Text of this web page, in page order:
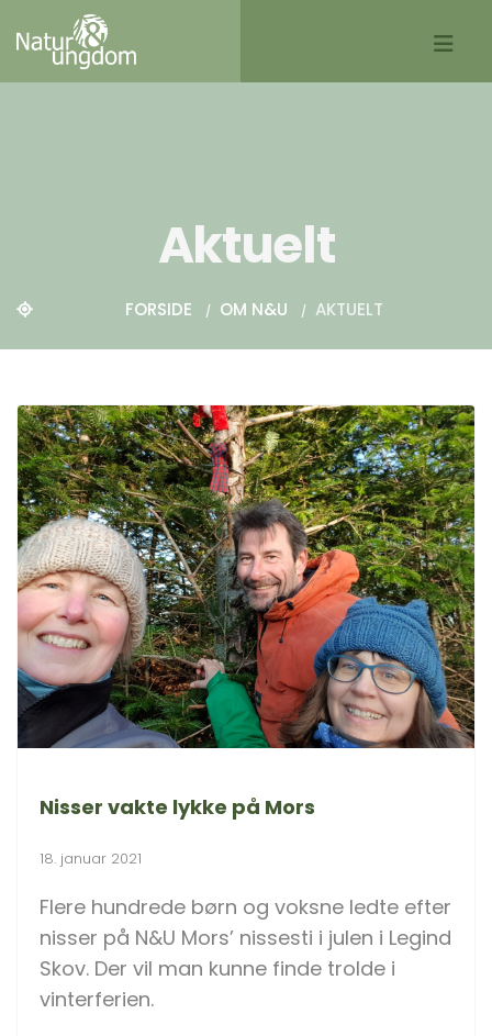
Aktuelt
FORSIDE OM N&U AKTUELT
Nisser vakte lykke på Mors
18. januar 2021
Flere hundrede børn og voksne ledte efter
nisser på N&U Mors’ nissesti i julen i Legind
Skov. Der vil man kunne finde trolde i
vinterferien.